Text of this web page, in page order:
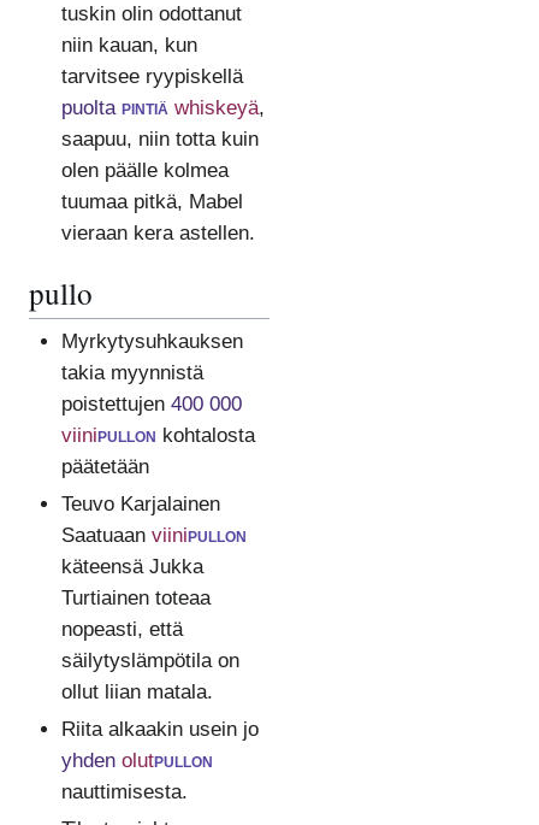
tuskin olin odottanut
niin kauan, kun
tarvitsee ryypiskellä
puolta pintiä whiskeyä,
saapuu, niin totta kuin
olen päälle kolmea
tuumaa pitkä, Mabel
vieraan kera astellen.
pullo
Myrkytysuhkauksen
takia myynnistä
poistettujen 400 000
viinipullon kohtalosta
päätetään
Teuvo Karjalainen
Saatuaan viinipullon
käteensä Jukka
Turtiainen toteaa
nopeasti, että
säilytyslämpötila on
ollut liian matala.
Riita alkaakin usein jo
yhden olutpullon
nauttimisesta.